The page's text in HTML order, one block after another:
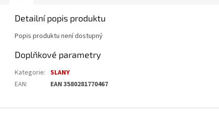
Detailní popis produktu
Popis produktu není dostupný
Doplňkové parametry
Kategorie: SLANY
EAN: EAN 3580281770467